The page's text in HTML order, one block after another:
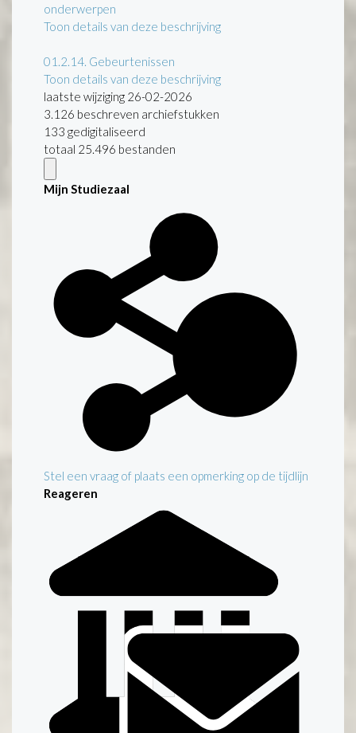
onderwerpen
Toon details van deze beschrijving
01.2.14. Gebeurtenissen
Toon details van deze beschrijving
laatste wijziging 26-02-2026
3.126 beschreven archiefstukken
133 gedigitaliseerd
totaal 25.496 bestanden
Mijn Studiezaal
Stel een vraag of plaats een opmerking op de tijdlijn
Reageren